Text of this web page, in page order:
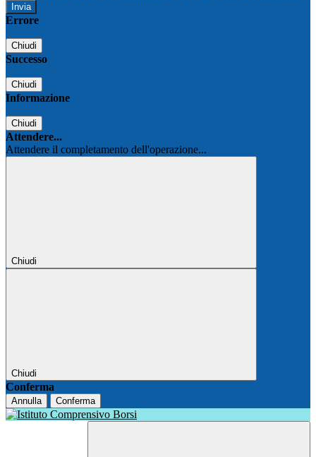
Errore
Chiudi
Successo
Chiudi
Informazione
Chiudi
Attendere...
Attendere il completamento dell'operazione...
Chiudi
Chiudi
Conferma
Annulla Conferma